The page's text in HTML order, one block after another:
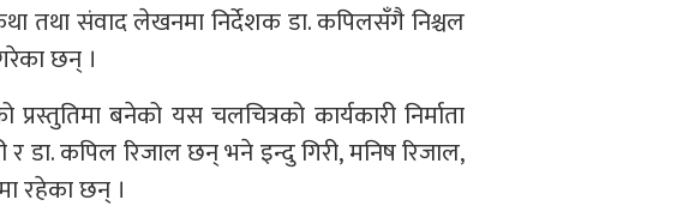
तथा संवाद लेखनमा निर्देशक डा. कपिलसँगै निश्चल
छन् ।
बनेको यस चलचित्रको कार्यकारी निर्माता
र डा. कपिल रिजाल छन् भने इन्दु गिरी, मनिष रिजाल,
रहेका छन् ।